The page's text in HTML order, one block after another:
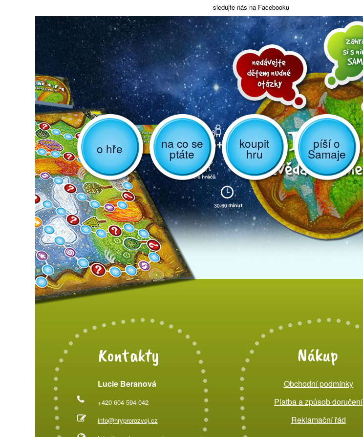
sledujte nás na Facebooku
o hře na co se
ptáte
koupit
hru
píší o
Samaje
Kontakty
Lucie Beranová
+420 604 594 042
info@hryprorozvoj.cz
Nákup
Obchodní podmínky
Platba a způsob doručení
Reklamační řád